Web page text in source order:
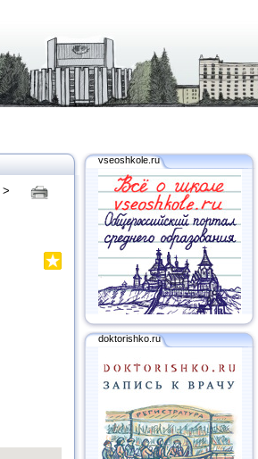
>
vseoshkole.ru
doktorishko.ru